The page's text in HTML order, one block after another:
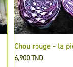
Aperçu
Chou rouge - la
Prix
6,900 TND